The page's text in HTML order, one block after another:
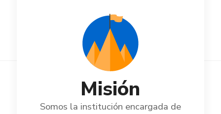
Misión
Somos la institución encargada de